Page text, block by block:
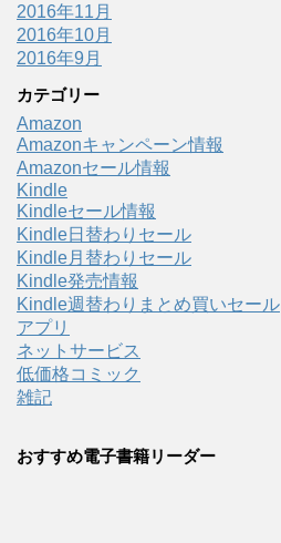
2016年11月
2016年10月
2016年9月
カテゴリー
Amazon
Amazonキャンペーン情報
Amazonセール情報
Kindle
Kindleセール情報
Kindle日替わりセール
Kindle月替わりセール
Kindle発売情報
Kindle週替わりまとめ買いセール
アプリ
ネットサービス
低価格コミック
雑記
おすすめ電子書籍リーダー